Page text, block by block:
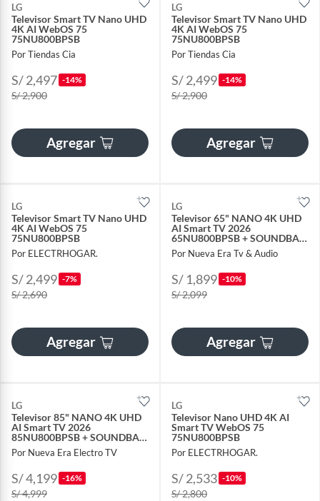
LG
Televisor Smart TV Nano UHD
4K AI WebOS 75
75NU800BPSB
Por Tiendas Cia
S/ 2,497 -14%
S/ 2,900
Agregar
LG
Televisor Smart TV Nano UHD
4K AI WebOS 75
75NU800BPSB
Por Tiendas Cia
S/ 2,499 -14%
S/ 2,900
Agregar
LG
Televisor Smart TV Nano UHD
4K AI WebOS 75
75NU800BPSB
Por ELECTRHOGAR.
S/ 2,499 -7%
S/ 2,690
Agregar
LG
Televisor 65" NANO 4K UHD
AI Smart TV 2026
65NU800BPSB + SOUNDBAR
TCL + RACK FIJO
Por Nueva Era Tv & Audio
S/ 1,899 -10%
S/ 2,099
Agregar
LG
Televisor 85" NANO 4K UHD
AI Smart TV 2026
85NU800BPSB + SOUNDBAR
TCL + RACK
Por Nueva Era Electro TV
S/ 4,199 -16%
S/ 4,999
LG
Televisor Nano UHD 4K AI
Smart TV WebOS 75
75NU800BPSB
Por ELECTRHOGAR.
S/ 2,533 -10%
S/ 2,800